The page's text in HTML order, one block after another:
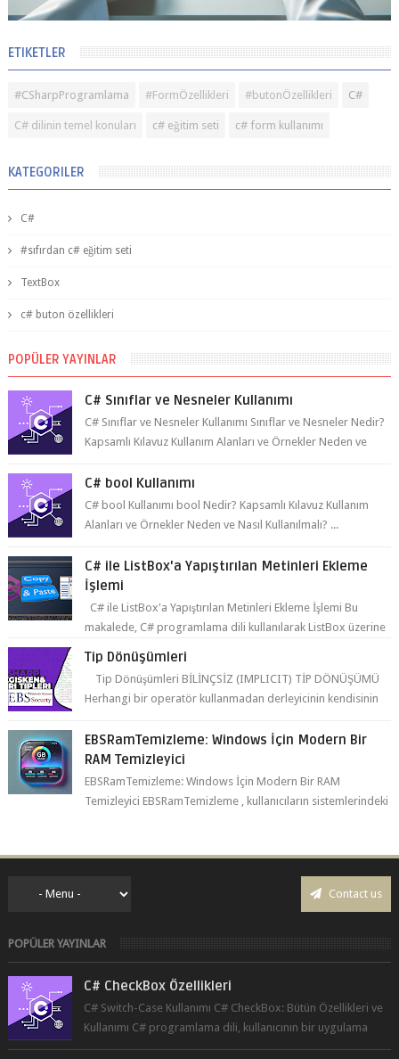
ETIKETLER
#CSharpProgramlama #FormÖzellikleri #butonÖzellikleri C#
C# dilinin temel konuları c# eğitim seti c# form kullanımı
KATEGORILER
C#
#sıfırdan c# eğitim seti
TextBox
c# buton özellikleri
POPÜLER YAYINLAR
C# Sınıflar ve Nesneler Kullanımı
C# Sınıflar ve Nesneler Kullanımı Sınıflar ve Nesneler Nedir?
Kapsamlı Kılavuz Kullanım Alanları ve Örnekler Neden ve
C# bool Kullanımı
C# bool Kullanımı bool Nedir? Kapsamlı Kılavuz Kullanım
Alanları ve Örnekler Neden ve Nasıl Kullanılmalı? ...
C# ile ListBox'a Yapıştırılan Metinleri Ekleme
İşlemi
C# ile ListBox'a Yapıştırılan Metinleri Ekleme İşlemi Bu
makalede, C# programlama dili kullanılarak ListBox üzerine
Tip Dönüşümleri
Tip Dönüşümleri BİLİNÇSİZ (IMPLICIT) TİP DÖNÜŞÜMÜ
Herhangi bir operatör kullanmadan derleyicinin kendisinin
EBSRamTemizleme: Windows İçin Modern Bir
RAM Temizleyici
EBSRamTemizleme: Windows İçin Modern Bir RAM
Temizleyici EBSRamTemizleme , kullanıcıların sistemlerindeki
Contact us
POPÜLER YAYINLAR
C# CheckBox Özellikleri
C# Switch-Case Kullanımı C# CheckBox: Bütün Özellikleri ve
Kullanımı C# programlama dili, kullanıcının bir uygulama
üzerinde seçim yapma...